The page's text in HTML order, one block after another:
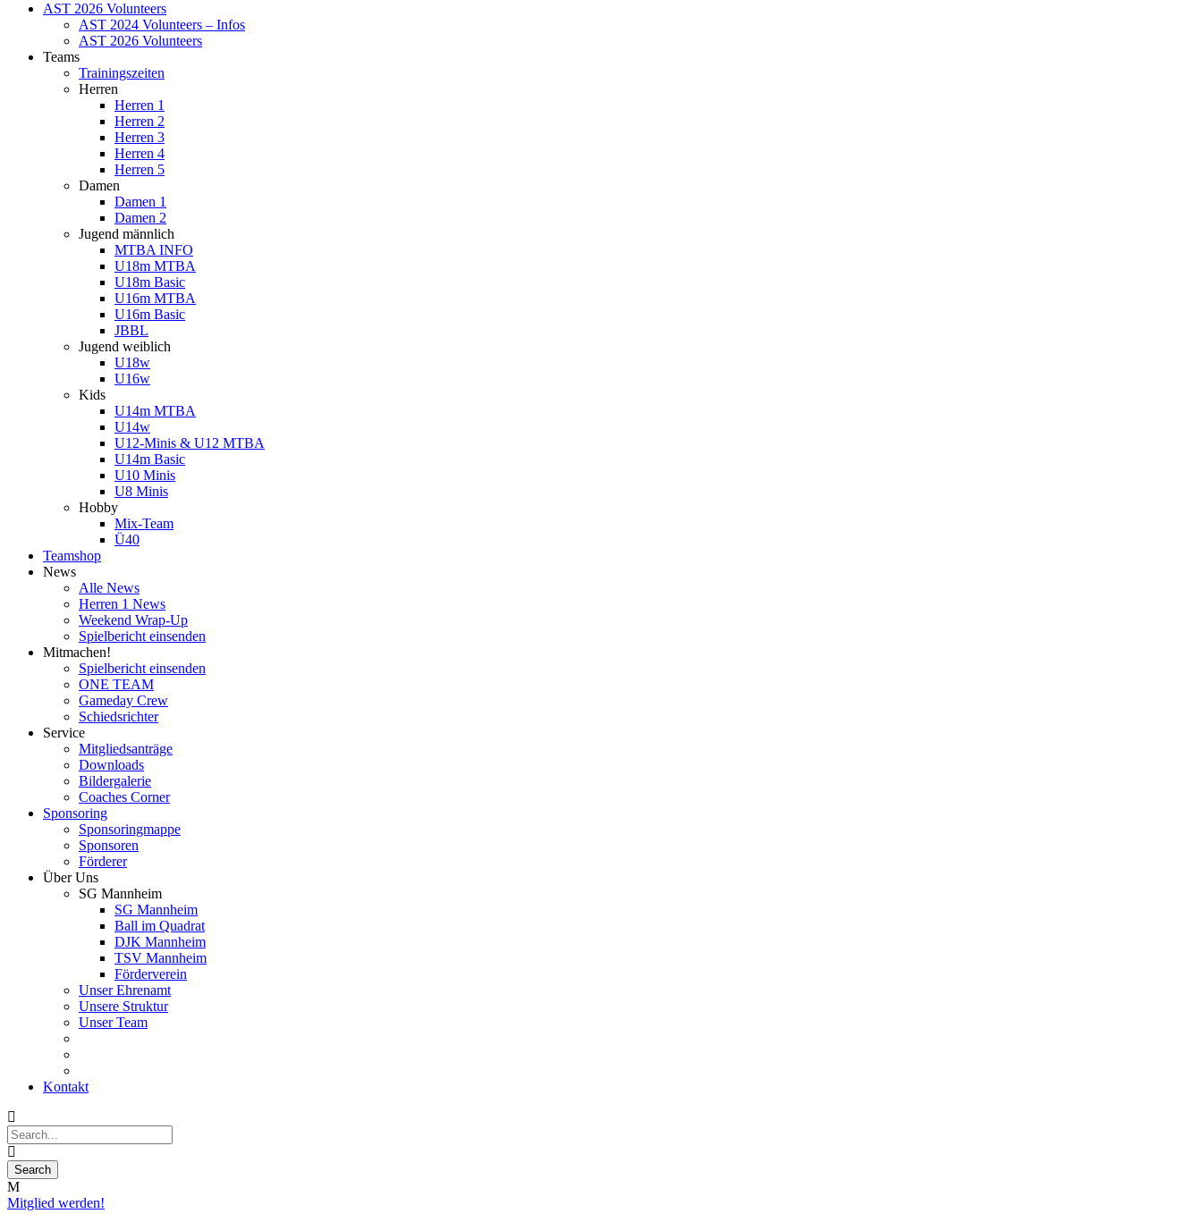
AST 2026 Volunteers
AST 2024 Volunteers – Infos
AST 2026 Volunteers
Teams
Trainingszeiten
Herren
Herren 1
Herren 2
Herren 3
Herren 4
Herren 5
Damen
Damen 1
Damen 2
Jugend männlich
MTBA INFO
U18m MTBA
U18m Basic
U16m MTBA
U16m Basic
JBBL
Jugend weiblich
U18w
U16w
Kids
U14m MTBA
U14w
U12-Minis & U12 MTBA
U14m Basic
U10 Minis
U8 Minis
Hobby
Mix-Team
Ü40
Teamshop
News
Alle News
Herren 1 News
Weekend Wrap-Up
Spielbericht einsenden
Mitmachen!
Spielbericht einsenden
ONE TEAM
Gameday Crew
Schiedsrichter
Service
Mitgliedsanträge
Downloads
Bildergalerie
Coaches Corner
Sponsoring
Sponsoringmappe
Sponsoren
Förderer
Über Uns
SG Mannheim
SG Mannheim
Ball im Quadrat
DJK Mannheim
TSV Mannheim
Förderverein
Unser Ehrenamt
Unsere Struktur
Unser Team
Kontakt
Mitglied werden!